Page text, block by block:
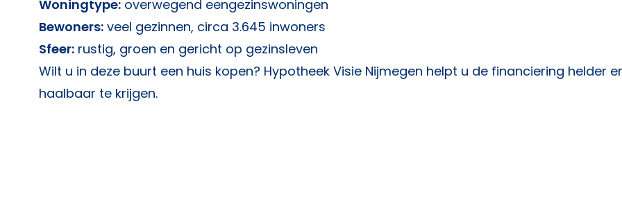
Woningtype: overwegend eengezinswoningen
Bewoners: veel gezinnen, circa 3.645 inwoners
Sfeer: rustig, groen en gericht op gezinsleven
Wilt u in deze buurt een huis kopen? Hypotheek Visie Nijmegen helpt u de financiering helder
haalbaar te krijgen.